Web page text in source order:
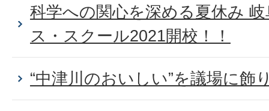
科学への関心を深める夏休み
ス・スクール2021開校！！
“中津川のおいしい”を議場に飾